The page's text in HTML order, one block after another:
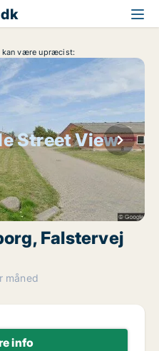
kan være upræcist:
Street View
Falstervej
måned
info